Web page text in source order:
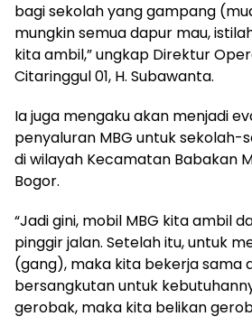
bagi sekolah yang gampang
mungkin semua dapur mau,
kita ambil,” ungkap Direktur
Citaringgul 01, H. Subawanta.
Ia juga mengaku akan menjadi
penyaluran MBG untuk sekolah-
di wilayah Kecamatan Babakan
Bogor.
“Jadi gini, mobil MBG kita ambil
pinggir jalan. Setelah itu, untuk
(gang), maka kita bekerja sama
bersangkutan untuk
gerobak, maka kita belikan